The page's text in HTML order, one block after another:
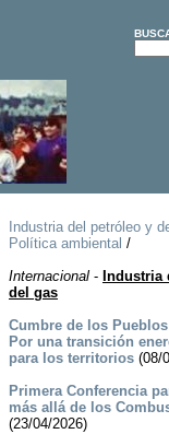
Industria del petróleo y
Política ambiental /
Internacional- Industria
del gas
Cumbre de los
Por una transición
para los territorios(08/
Primera Conferencia
más allá de los
(23/04/2026)